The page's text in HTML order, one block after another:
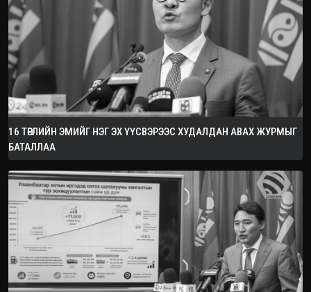
16 ТӨРЛИЙН ЭМИЙГ НЭГ ЭХ ҮҮСВЭРЭЭС ХУДАЛДАН АВАХ ЖУРМЫГ
БАТАЛЛАА